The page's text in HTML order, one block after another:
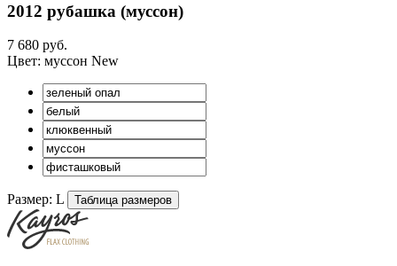
2012 рубашка (муссон)
7 680 руб.
Цвет: муссон New
Размер: L Таблица размеров